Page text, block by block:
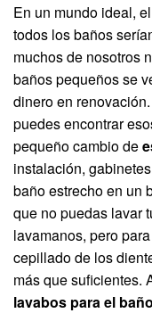
En un mundo ideal,
todos los baños
muchos de nosotros
baños pequeños se
dinero en
puedes encontrar
pequeño cambio de
instalación,
baño estrecho en un
que no puedas lavar
lavamanos, pero
cepillado de los
más que suficientes.
lavabos para el baño